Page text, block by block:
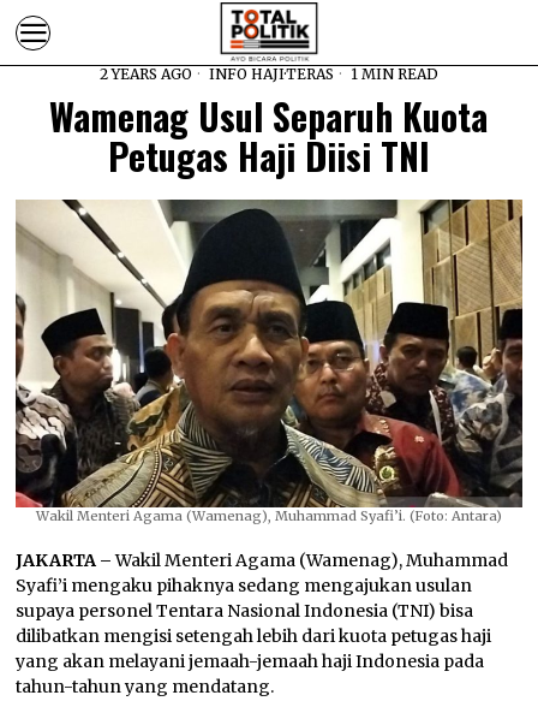
2 YEARS AGO INFO HAJI·TERAS 1 MIN READ
Wamenag Usul Separuh Kuota
Petugas Haji Diisi TNI
Wakil Menteri Agama (Wamenag), Muhammad Syafi’i. (Foto: Antara)
JAKARTA –Wakil Menteri Agama (Wamenag), Muhammad
Syafi’i mengaku pihaknya sedang mengajukan usulan
supaya personel Tentara Nasional Indonesia (TNI) bisa
dilibatkan mengisi setengah lebih dari kuota petugas haji
yang akan melayani jemaah-jemaah haji Indonesia pada
tahun-tahun yang mendatang.